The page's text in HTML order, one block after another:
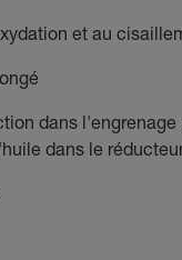
et au
dans
dans le